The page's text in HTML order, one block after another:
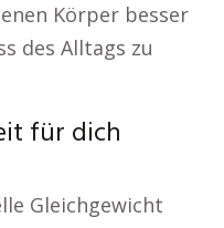
Körper besser
des Alltags zu
für dich
Gleichgewicht